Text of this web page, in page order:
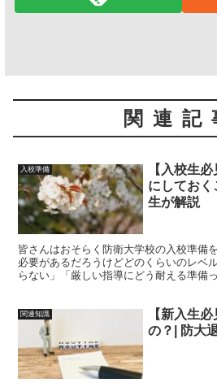
関連記
入校準備
【入校生
にしておく
生が解説
皆さんはおそらく防衛大学校の入校準備
必要があるだろうけどどのくらいのレベ
らない」「厳しい指導にどう耐える準備
関連知識
【新入生
の？| 防大